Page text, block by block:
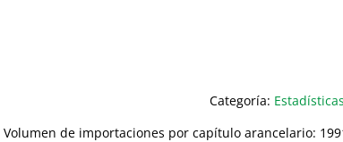
Categoría: Estadísticas
Volumen de importaciones por capítulo arancelario: